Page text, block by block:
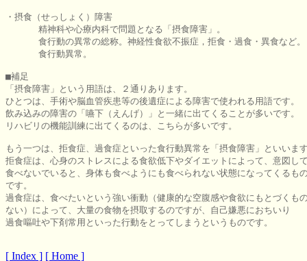
・摂食（せっしょく）障害
精神科や心療内科で問題となる「摂食障害」。
      食行動の異常の総称。神経性食欲不振症，拒食・過食・異食など。
      食行動異常。
■補足
「摂食障害」という用語は、２通りあります。
ひとつは、手術や脳血管疾患等の後遺症による障害で使われる用語です。
飲み込みの障害の「嚥下（えんげ）」と一緒に出てくることが多いです。
リハビリの機能訓練に出てくるのは、こちらが多いです。
もう一つは、拒食症、過食症といった食行動異常を「摂食障害」といいます
拒食症は、心身のストレスによる食欲低下やダイエットによって、意図して
食べないでいると、身体も食べようにも食べられない状態になってくるも
です。
過食症は、食べたいという強い衝動（健康的な空腹感や食欲にもとづくも
ない）によって、大量の食物を摂取するのですが、自己嫌悪におちいり
過食嘔吐や下剤常用といった行動をとってしまうというものです。
[ Index ] [ Home ]